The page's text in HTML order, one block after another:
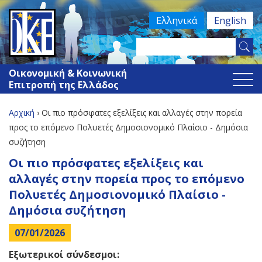
Jump
to
navigation
Οικονομική & Κοινωνική
Επιτροπή της Ελλάδος
Ελληνικά English
Φόρμα
this
Είστε
εδώ
Αρχική › Οι πιο πρόσφατες εξελίξεις και αλλαγές στην πορεία
προς το επόμενο Πολυετές Δημοσιονομικό Πλαίσιο - Δημόσια
συζήτηση
Back
to
top
Οι πιο πρόσφατες εξελίξεις και
αλλαγές στην πορεία προς το επόμενο
Πολυετές Δημοσιονομικό Πλαίσιο -
Δημόσια συζήτηση
07/01/2026
Εξωτερικοί σύνδεσμοι: